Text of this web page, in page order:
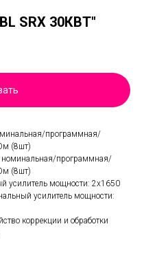
SRX 30КВТ"
программная/
(8шт)
номинальная/программная/
(8шт)
усилитель мощности: 2х1650
усилитель мощности:
коррекции и обработки